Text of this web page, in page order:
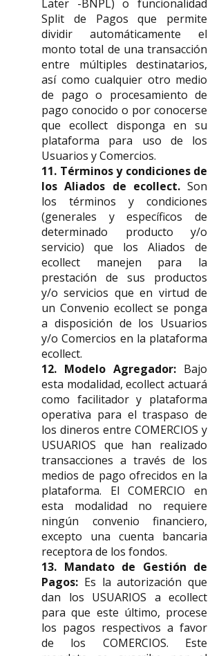
Later -BNPL) o funcionalidad
Split de Pagos que permite
dividir automáticamente el
monto total de una transacción
entre múltiples destinatarios,
así como cualquier otro medio
de pago o procesamiento de
pago conocido o por conocerse
que ecollect disponga en su
plataforma para uso de los
Usuarios y Comercios.
11. Términos y condiciones de
los Aliados de ecollect. Son
los términos y condiciones
(generales y específicos de
determinado producto y/o
servicio) que los Aliados de
ecollect manejen para la
prestación de sus productos
y/o servicios que en virtud de
un Convenio ecollect se ponga
a disposición de los Usuarios
y/o Comercios en la plataforma
ecollect.
12. Modelo Agregador: Bajo
esta modalidad, ecollect actuará
como facilitador y plataforma
operativa para el traspaso de
los dineros entre COMERCIOS y
USUARIOS que han realizado
transacciones a través de los
medios de pago ofrecidos en la
plataforma. El COMERCIO en
esta modalidad no requiere
ningún convenio financiero,
excepto una cuenta bancaria
receptora de los fondos.
13. Mandato de Gestión de
Pagos: Es la autorización que
dan los USUARIOS a ecollect
para que este último, procese
los pagos respectivos a favor
de los COMERCIOS. Este